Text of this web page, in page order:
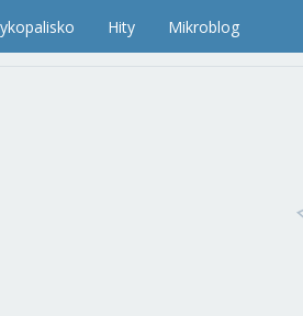
Hity Mikroblog